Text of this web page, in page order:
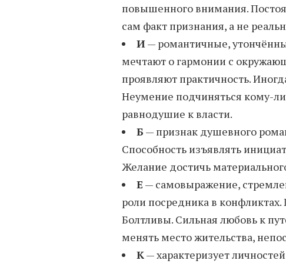
повышенного внимания.
сам факт признания, а не
И— романтичные,
мечтают о гармонии с
проявляют практичность.
Неумение подчиняться кому-
равнодушие к власти.
Б — признак душевного
Способность изъявлять
Желание достичь
Е — самовыражение,
роли посредника в
Болтливы. Сильная любовь к
менять место жительства,
К— характеризует